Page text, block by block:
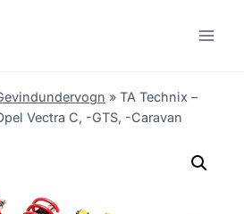
» TA Technix –
Vectra C, -GTS, -Caravan